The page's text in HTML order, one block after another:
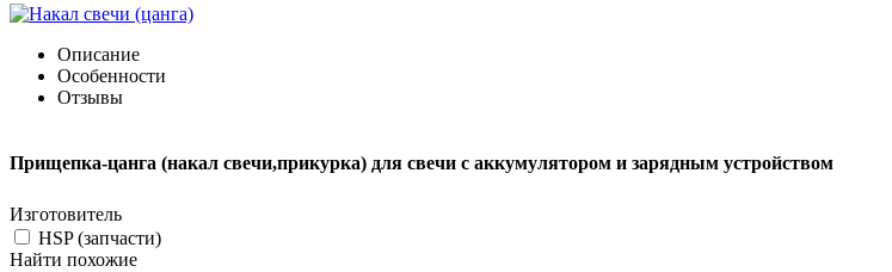
Описание
Особенности
Отзывы
Прищепка-цанга (накал свечи,прикурка) для свечи с аккумулятором и зарядным устройством
Изготовитель
HSP (запчасти)
Найти похожие